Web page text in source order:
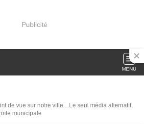
Publicité
MENU
de vue sur notre ville... Le seul média alternatif,
municipale